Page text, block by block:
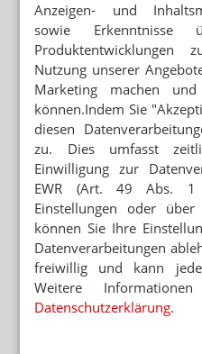
Anzeigen- und
sowie Erkenntnisse
Nutzung unserer
Marketing machen
können.Indem Sie
diesen
zu. Dies umfasst
Einwilligung zur
EWR (Art. 49 Abs. 1
Einstellungen oder über
können Sie Ihre
Datenverarbeitungen
freiwillig und kann
Weitere
Datenschutzerklärung.
LUNAPHARM
Zyto-Schmuggel:
Konsequenzen
CAUSA
Zyto-Skandal:
Lunapharm-
Mehr zum Thema
BRANDENBURG OHNE
Neuer Medizin-Campus –